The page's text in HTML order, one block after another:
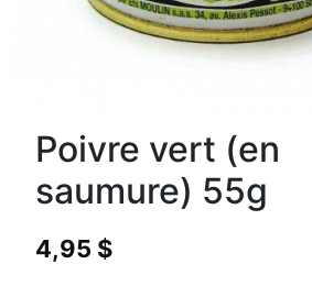
Poivre vert (en
saumure) 55g
4,95 $